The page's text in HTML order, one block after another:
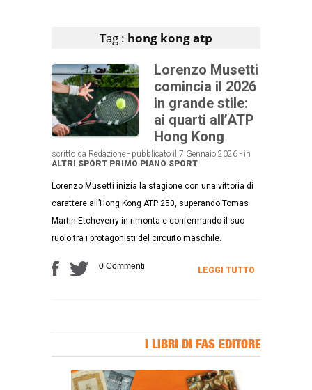
Tag : hong kong atp
Lorenzo Musetti
comincia il 2026
in grande stile:
ai quarti all’ATP
Hong Kong
scritto da Redazione - pubblicato il 7 Gennaio 2026 - in
ALTRI SPORT PRIMO PIANO SPORT
Lorenzo Musetti inizia la stagione con una vittoria di
carattere all’Hong Kong ATP 250, superando Tomas
Martin Etcheverry in rimonta e confermando il suo
ruolo tra i protagonisti del circuito maschile.
0 Commenti LEGGI TUTTO
I LIBRI DI FAS EDITORE